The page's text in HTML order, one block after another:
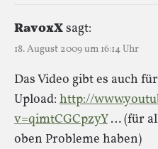
RavoxXsagt:
18. August 2009 um 16:14 Uhr
Das Video gibt es auch
Upload: http://
v=qimtCGCpzyY… (für
oben Probleme haben)